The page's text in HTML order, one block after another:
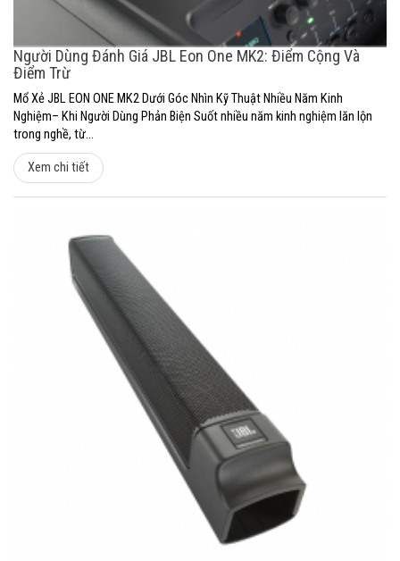
Người Dùng Đánh Giá JBL Eon One MK2: Điểm Cộng Và
Điểm Trừ
Mổ Xẻ JBL EON ONE MK2 Dưới Góc Nhìn Kỹ Thuật Nhiều Năm Kinh
Nghiệm– Khi Người Dùng Phản Biện Suốt nhiều năm kinh nghiệm lăn lộn
trong nghề, từ...
Xem chi tiết